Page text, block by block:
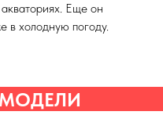
Еще он
в холодную погоду.